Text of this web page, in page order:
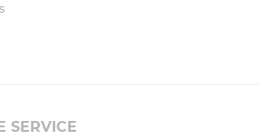
SERVICE